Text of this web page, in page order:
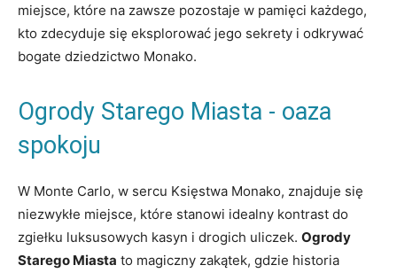
miejsce, które na ‍zawsze pozostaje w ⁤pamięci każdego,
kto zdecyduje się ‌eksplorować jego⁤ sekrety ⁤i odkrywać
bogate dziedzictwo Monako.
Ogrody Starego Miasta -‍ oaza
spokoju
W Monte Carlo, w sercu Księstwa Monako, znajduje się
niezwykłe ⁣miejsce, które stanowi idealny kontrast do
zgiełku luksusowych kasyn i drogich uliczek. Ogrody
Starego Miasta to ⁣magiczny ‍zakątek, gdzie ​historia